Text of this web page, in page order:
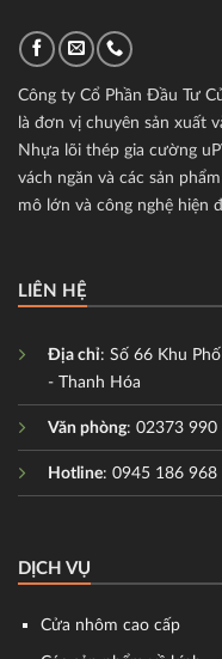
Công ty Cổ Phần Đầu Tư
là đơn vị chuyên sản xuất
Nhựa lõi thép gia cường
vách ngăn và các sản
mô lớn và công nghệ hiện
LIÊN HỆ
Địa chỉ: Số 66 Khu
- Thanh Hóa
Văn phòng: 02373 990
Hotline: 0945 186 968
DỊCH VỤ
Cửa nhôm cao cấp